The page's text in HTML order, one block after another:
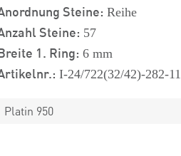
Steine: Reihe
Steine: 57
1. Ring: 6 mm
I-24/722(32/42)-282-11
Platin 950